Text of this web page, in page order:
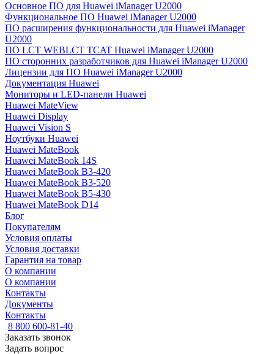
Основное ПО для Huawei iManager U2000
Функциональное ПО Huawei iManager U2000
ПО расширения функциональности для Huawei iManager
U2000
ПО LCT WEBLCT TCAT Huawei iManager U2000
ПО сторонних разработчиков для Huawei iManager U2000
Лицензии для ПО Huawei iManager U2000
Документация Huawei
Мониторы и LED-панели Huawei
Huawei MateView
Huawei Display
Huawei Vision S
Ноутбуки Huawei
Huawei MateBook
Huawei MateBook 14S
Huawei MateBook B3-420
Huawei MateBook B3-520
Huawei MateBook B5-430
Huawei MateBook D14
Блог
Покупателям
Условия оплаты
Условия доставки
Гарантия на товар
О компании
О компании
Контакты
Документы
Контакты
8 800 600-81-40
Заказать звонок
Задать вопрос